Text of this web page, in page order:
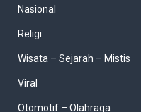
Nasional
Religi
Wisata – Sejarah – Mistis
Viral
Otomotif – Olahraga